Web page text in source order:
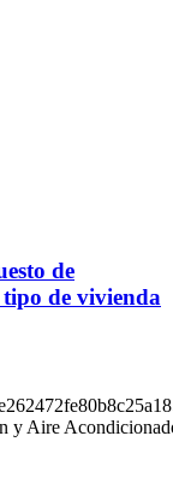
de
de vivienda